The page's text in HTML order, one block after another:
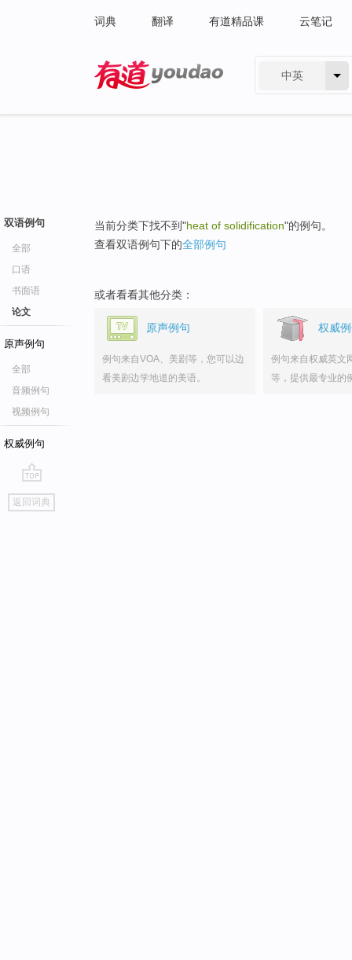
词典 翻译 有道精品课 云笔记
中英
双语例句
全部
口语
书面语
论文
原声例句
全部
音频例句
视频例句
权威例句
go
top
返回词典
当前分类下找不到"heat of solidification"的例句。
查看双语例句下的全部例句
或者看看其他分类：
原声例句
例句来自VOA、美剧等，您可以边
看美剧边学地道的美语。
权威
例句来自权威英文
等，提供最专业的